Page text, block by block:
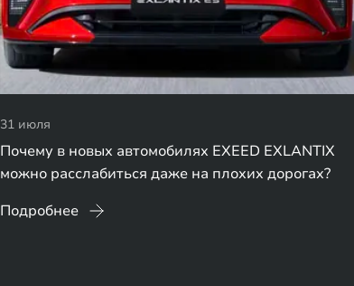
31 июля
Почему в новых автомобилях EXEED EXLANTIX
можно расслабиться даже на плохих дорогах?
Подробнее